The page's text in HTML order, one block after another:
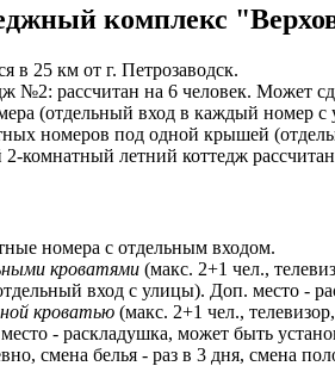
комплекс
в 25 км от г. Петрозаводск.
№2: рассчитан на 6 человек. Может
(отдельный вход в каждый номер с
номеров под одной крышей
комнатный летний коттедж рассчитан
номера с отдельным входом.
кроватями (макс. 2+1 чел.,
вход с улицы). Доп. место -
кроватью (макс. 2+1 чел.,
- раскладушка, может быть
смена белья - раз в 3 дня, смена